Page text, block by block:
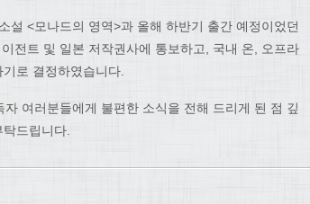
설 <모나드의 영역>과 올해 하반기 출간 예정이었던
전트 및 일본 저작권사에 통보하고, 국내 온, 오프라
로 결정하였습니다.
여러분들에게 불편한 소식을 전해 드리게 된 점 깊
드립니다.